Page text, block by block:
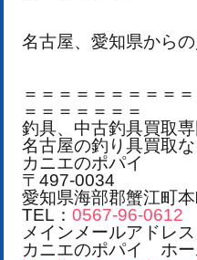
名古屋、愛知県から
＝＝＝＝＝＝＝＝＝
＝＝＝＝＝＝＝
釣具、中古釣具買取
名古屋の釣り具買取な
カニエのポパイ
〒497-0034
愛知県海部郡蟹江町
TEL： 0567-96-0612
メインメールアドレス
カニエのポパイ ホ